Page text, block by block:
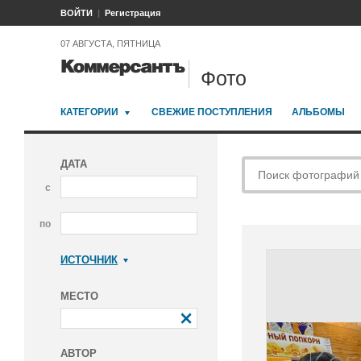
ВОЙТИ Регистрация
07 АВГУСТА, ПЯТНИЦА
Фото
КАТЕГОРИИ СВЕЖИЕ ПОСТУПЛЕНИЯ АЛЬБОМЫ
ДАТА
с
по
ИСТОЧНИК
МЕСТО
АВТОР